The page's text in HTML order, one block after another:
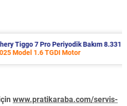
7 Pro Periyodik Bakım 8.331 TL
TGDI Motor
www.pratikaraba.com/servis-